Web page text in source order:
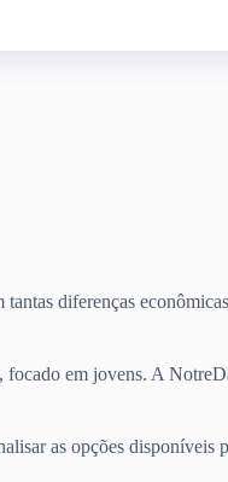
diferenças
em jovens. A
as opções disponíveis